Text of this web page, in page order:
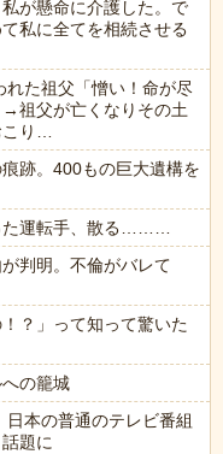
が懸命に介護した。で
私に全てを相続させる
れた祖父「憎い！命が尽
→祖父が亡くなりその土
こり…
跡。400もの巨大遺構を
た運転手、散る………
判明。不倫がバレて
？」って知って驚いた
の籠城
本の普通のテレビ番組
題に